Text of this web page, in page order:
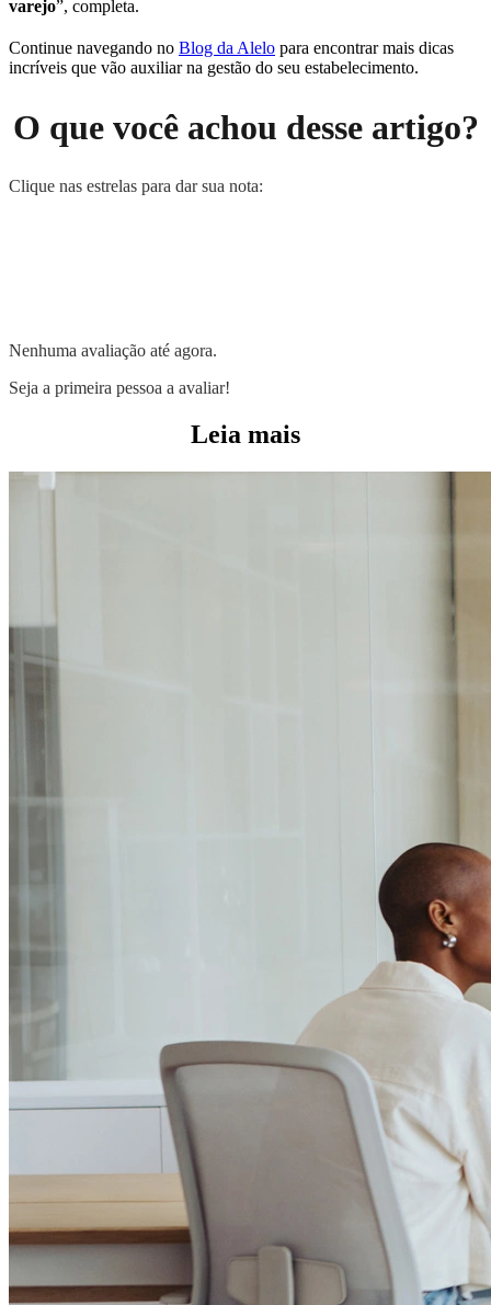
varejo”, completa.
Continue navegando no Blog da Alelo para encontrar mais dicas
incríveis que vão auxiliar na gestão do seu estabelecimento.
O que você achou desse artigo?
Clique nas estrelas para dar sua nota:
Nenhuma avaliação até agora.
Seja a primeira pessoa a avaliar!
Leia mais
Canal de Ética
Código Corporativo de Conduta Ética
Compromisso com o Meio Ambiente
Educação Financeira
Ouvidoria
Política de Prevenção à Lavagem de Dinheiro
Política de Privacidade
Política de Segurança da Informação
Relatório de Transparência Salarial
Regulamento do Arranjo PAT
Soluções